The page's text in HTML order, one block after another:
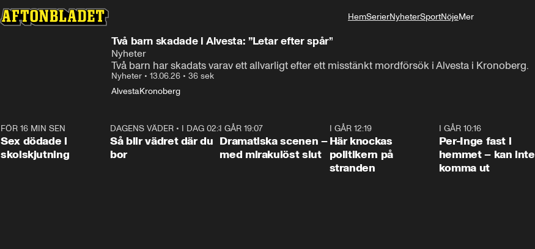
HemSerierNyheterSportNöjeMer
Två barn skadade i Alvesta: ”Letar efter spår”
Nyheter
Två barn har skadats varav ett allvarligt efter ett misstänkt mordförsök i Alvesta i Kronoberg.
Nyheter • 13.06.26 • 36 sek
AlvestaKronoberg
FÖR 16 MIN SEN
Sex dödade i
skolskjutning
1:06
DAGENS VÄDER • I DAG 02:30
Så blir vädret där du
bor
I GÅR 19:07
Dramatiska scenen –
med mirakulöst slut
I GÅR 12:19
Här knockas
politikern på
stranden
I GÅR 10:16
Per-Inge fast i
hemmet – kan inte
komma ut